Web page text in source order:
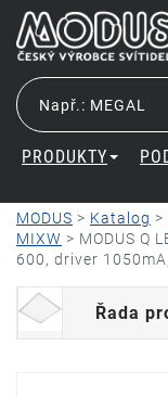
PRODUKTY
MODUS > Katalog >
MIXW > MODUS Q
600, driver
Řada